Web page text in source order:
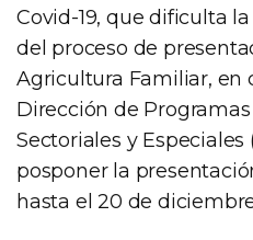
Covid-19, que dificulta
del proceso de
Agricultura Familiar, en
Dirección de
Sectoriales y Especiales
posponer la
hasta el 20 de